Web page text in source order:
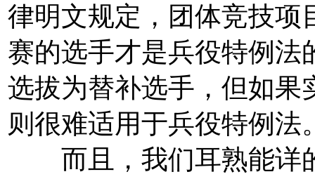
律明文规定，团体竞技项
赛的选手才是兵役特例法
选拔为替补选手，但如果
则很难适用于兵役特例法
而且，我们耳熟能详